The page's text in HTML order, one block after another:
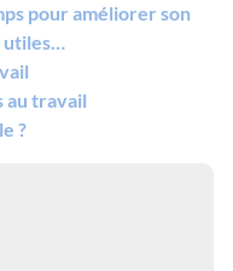
pour améliorer son
utiles…
au travail
?